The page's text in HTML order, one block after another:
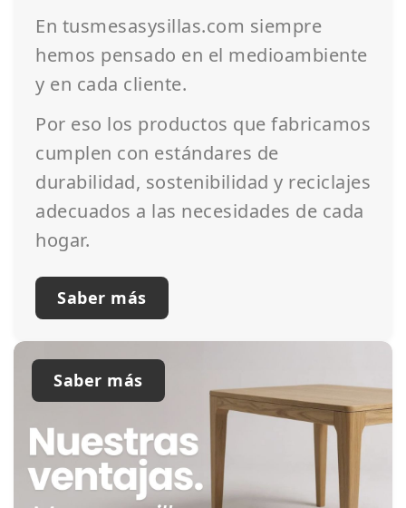
En tusmesasysillas.com siempre
hemos pensado en el medioambiente
y en cada cliente.
Por eso los productos que fabricamos
cumplen con estándares de
durabilidad, sostenibilidad y reciclajes
adecuados a las necesidades de cada
hogar.
Saber más
Saber más